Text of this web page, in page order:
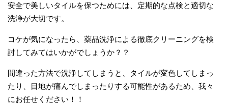
安全で美しいタイルを保つためには、定期的な点検と適切な
洗浄が大切です。
コケが気になったら、薬品洗浄による徹底クリーニングを検
討してみてはいかがでしょうか？？
間違った方法で洗浄してしまうと、タイルが変色してしまっ
たり、目地が痛んでしまったりする可能性があるため、我々
にお任せください！！